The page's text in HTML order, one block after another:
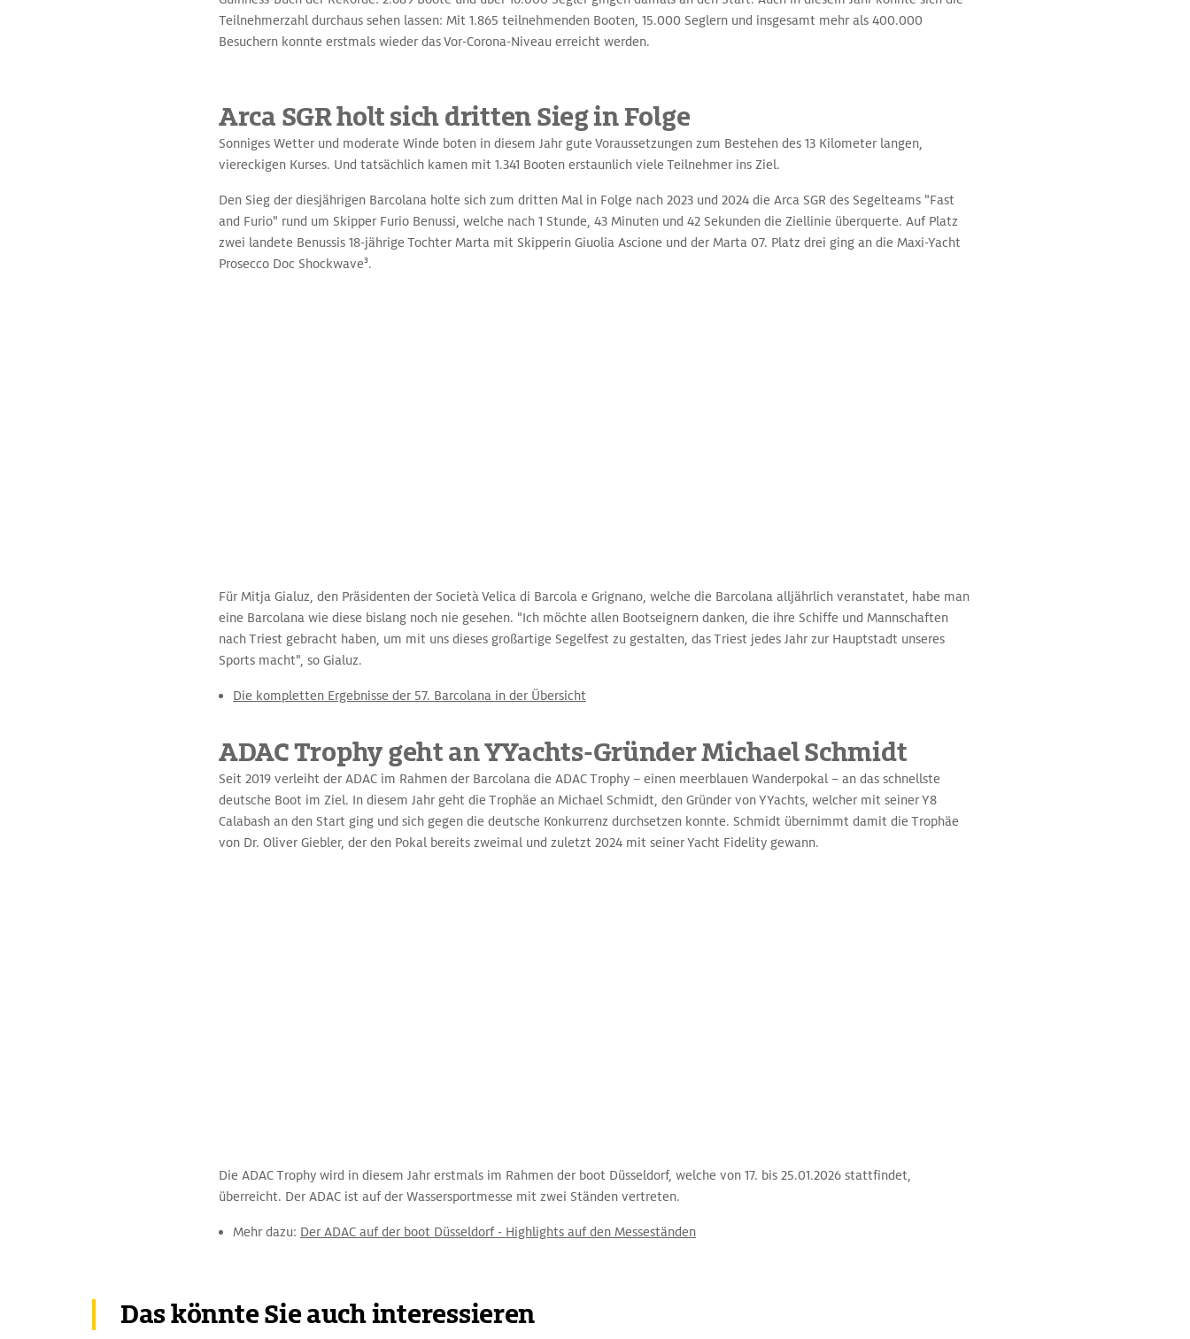
Teilnehmerzahl durchaus sehen lassen: Mit 1.865 teilnehmenden Booten, 15.000 Seglern und insgesamt mehr als 400.000
Besuchern konnte erstmals wieder das Vor-Corona-Niveau erreicht werden.
Arca SGR holt sich dritten Sieg in Folge
Sonniges Wetter und moderate Winde boten in diesem Jahr gute Voraussetzungen zum Bestehen des 13 Kilometer langen,
viereckigen Kurses. Und tatsächlich kamen mit 1.341 Booten erstaunlich viele Teilnehmer ins Ziel.
Den Sieg der diesjährigen Barcolana holte sich zum dritten Mal in Folge nach 2023 und 2024 die Arca SGR des Segelteams "Fast
and Furio" rund um Skipper Furio Benussi, welche nach 1 Stunde, 43 Minuten und 42 Sekunden die Ziellinie überquerte. Auf Platz
zwei landete Benussis 18-jährige Tochter Marta mit Skipperin Giuolia Ascione und der Marta 07. Platz drei ging an die Maxi-Yacht
Prosecco Doc Shockwave³.
Für Mitja Gialuz, den Präsidenten der Società Velica di Barcola e Grignano, welche die Barcolana alljährlich veranstatet, habe man
eine Barcolana wie diese bislang noch nie gesehen. "Ich möchte allen Bootseignern danken, die ihre Schiffe und Mannschaften
nach Triest gebracht haben, um mit uns dieses großartige Segelfest zu gestalten, das Triest jedes Jahr zur Hauptstadt unseres
Sports macht", so Gialuz.
Die kompletten Ergebnisse der 57. Barcolana in der Übersicht
ADAC Trophy geht an YYachts-Gründer Michael Schmidt
Seit 2019 verleiht der ADAC im Rahmen der Barcolana die ADAC Trophy – einen meerblauen Wanderpokal – an das schnellste
deutsche Boot im Ziel. In diesem Jahr geht die Trophäe an Michael Schmidt, den Gründer von YYachts, welcher mit seiner Y8
Calabash an den Start ging und sich gegen die deutsche Konkurrenz durchsetzen konnte. Schmidt übernimmt damit die Trophäe
von Dr. Oliver Giebler, der den Pokal bereits zweimal und zuletzt 2024 mit seiner Yacht Fidelity gewann.
Die ADAC Trophy wird in diesem Jahr erstmals im Rahmen der boot Düsseldorf, welche von 17. bis 25.01.2026 stattfindet,
überreicht. Der ADAC ist auf der Wassersportmesse mit zwei Ständen vertreten.
Mehr dazu: Der ADAC auf der boot Düsseldorf - Highlights auf den Messeständen
Das könnte Sie auch interessieren